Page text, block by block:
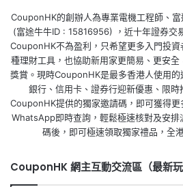
CouponHK的創辦人為專業電機工程師、
(富途牛牛ID : 15816956) ，近十年證券交
CouponHK不為盈利，只希望更多入門投
種理財工具，也協助新用家更簡易、更安
獎賞。現時CouponHK是最多香港人使用
銀行、信用卡、證券行迎新優惠、限時
CouponHK提供的獨家邀請碼，即可獲得
WhatsApp即時查詢，輕鬆極速核對及安排
碼後，即可極速領取獨家禮品，全
CouponHK 網主互動交流區（最新玩